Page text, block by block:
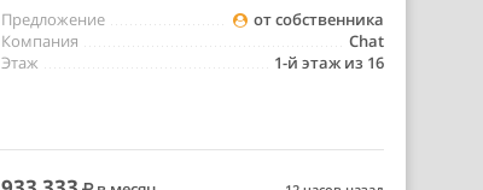
от собственника
Предложение
Chat
Компания
1-й этаж из 16
Этаж